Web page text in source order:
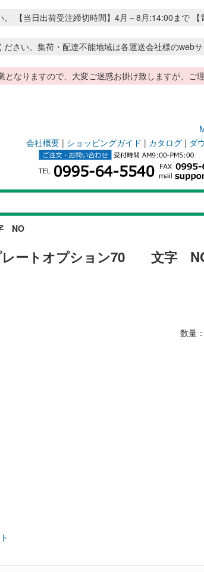
。 【当日出荷受注締切時間】4月～8月:14:00まで
さい。集荷・配達不能地域は各運送会社様のwebサ
なりますので、大変ご迷惑お掛け致しますが、ご
会社概要 | ショッピングガイド | カタログ | ダ
NO
レートオプション70 文字
数量：